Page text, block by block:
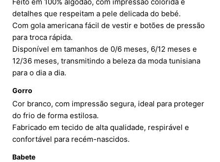
detalhes que respeitam a pele delicada do bebé.
Com gola americana fácil de vestir e botões de pressão
para troca rápida.
Disponível em tamanhos de 0/6 meses, 6/12 meses e
12/36 meses, transmitindo a beleza da moda tunisiana
para o dia a dia.
Gorro
Cor branco, com impressão segura, ideal para proteger
do frio de forma estilosa.
Fabricado em tecido de alta qualidade, respirável e
confortável para recém-nascidos.
Babete